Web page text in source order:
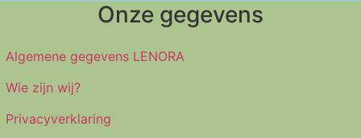
Onze gegevens
Algemene gegevens LENORA
Wie zijn wij?
Privacyverklaring